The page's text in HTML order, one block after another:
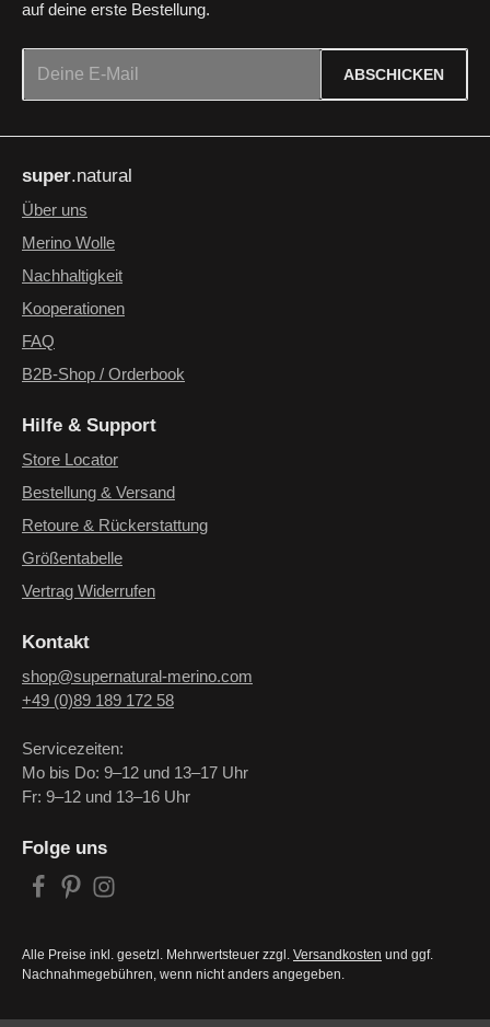
auf deine erste Bestellung.
ABSCHICKEN
genommen und die
einverstanden.
Die mit einem Stern (*) markierten Felder sind Pflichtfelder.
Folge uns
Alle Preise inkl. gesetzl. Mehrwertsteuer zzgl. Versandkosten und ggf.
Nachnahmegebühren, wenn nicht anders angegeben.
super.natural
Über uns
Merino Wolle
Nachhaltigkeit
Kooperationen
FAQ
B2B-Shop / Orderbook
Hilfe & Support
Store Locator
Bestellung & Versand
Retoure & Rückerstattung
Größentabelle
Vertrag Widerrufen
Kontakt
shop@supernatural-merino.com
+49 (0)89 189 172 58
Servicezeiten:
Mo bis Do: 9–12 und 13–17 Uhr
Fr: 9–12 und 13–16 Uhr